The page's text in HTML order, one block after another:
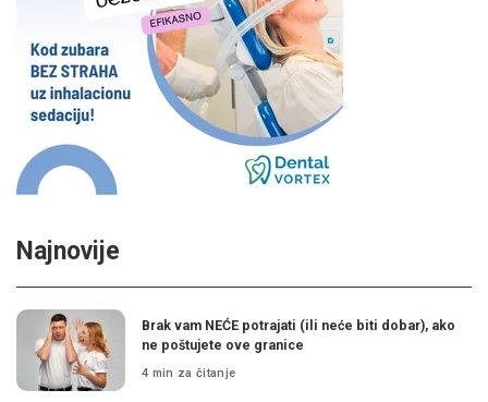
Najnovije
Brak vam NEĆE potrajati (ili neće biti dobar), ako
ne poštujete ove granice
4 min za čitanje